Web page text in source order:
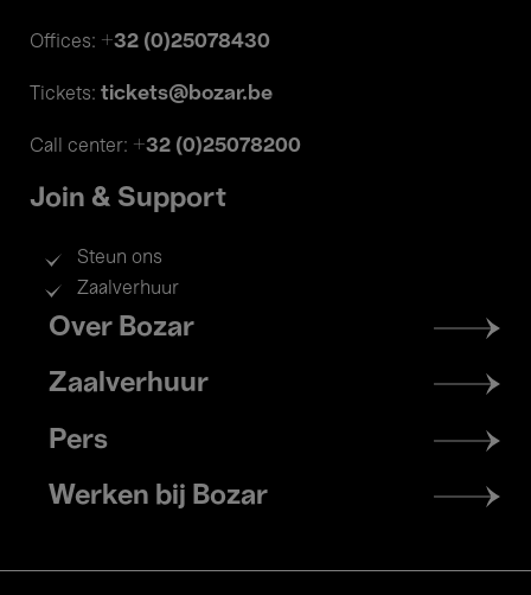
Offices: +32 (0)25078430
Tickets: tickets@bozar.be
Call center: +32 (0)25078200
Join & Support
Steun ons
Zaalverhuur
Footer
menu
Over Bozar
Zaalverhuur
Pers
Werken bij Bozar